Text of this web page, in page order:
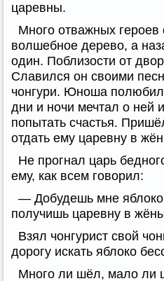
царевны.
Много отважных героев
волшебное дерево, а
один. Поблизости от
Славился он своими
чонгури. Юноша полюбил
дни и ночи мечтал о ней
попытать счастья.
отдать ему царевну в
Не прогнал царь
ему, как всем говорил:
— Добудешь мне
получишь царевну в
Взял чонгурист свой
дорогу искать яблоко
Много ли шёл, мало ли